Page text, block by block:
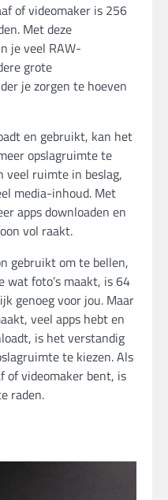
of videomaker is 256
Met deze
je veel RAW-
grote
je zorgen te hoeven
en gebruikt, kan het
opslagruimte te
veel ruimte in beslag,
media-inhoud. Met
apps downloaden en
vol raakt.
gebruikt om te bellen,
wat foto’s maakt, is 64
genoeg voor jou. Maar
veel apps hebt en
is het verstandig
te kiezen. Als
of videomaker bent, is
raden.